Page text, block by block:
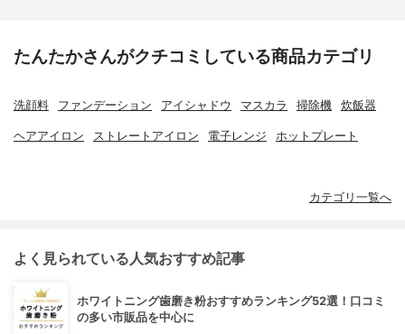
たんたかさんがクチコミしている商品カテゴリ
洗顔料 ファンデーション アイシャドウ マスカラ 掃除機 炊飯器
ヘアアイロン ストレートアイロン 電子レンジ ホットプレート
カテゴリ一覧へ
よく見られている人気おすすめ記事
ホワイトニング歯磨き粉おすすめランキング52選！口コミ
の多い市販品を中心に